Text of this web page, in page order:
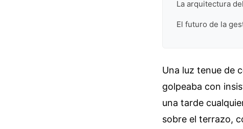
La arquitectura
El futuro de la
Una luz tenue de
golpeaba con
una tarde
sobre el terrazo,